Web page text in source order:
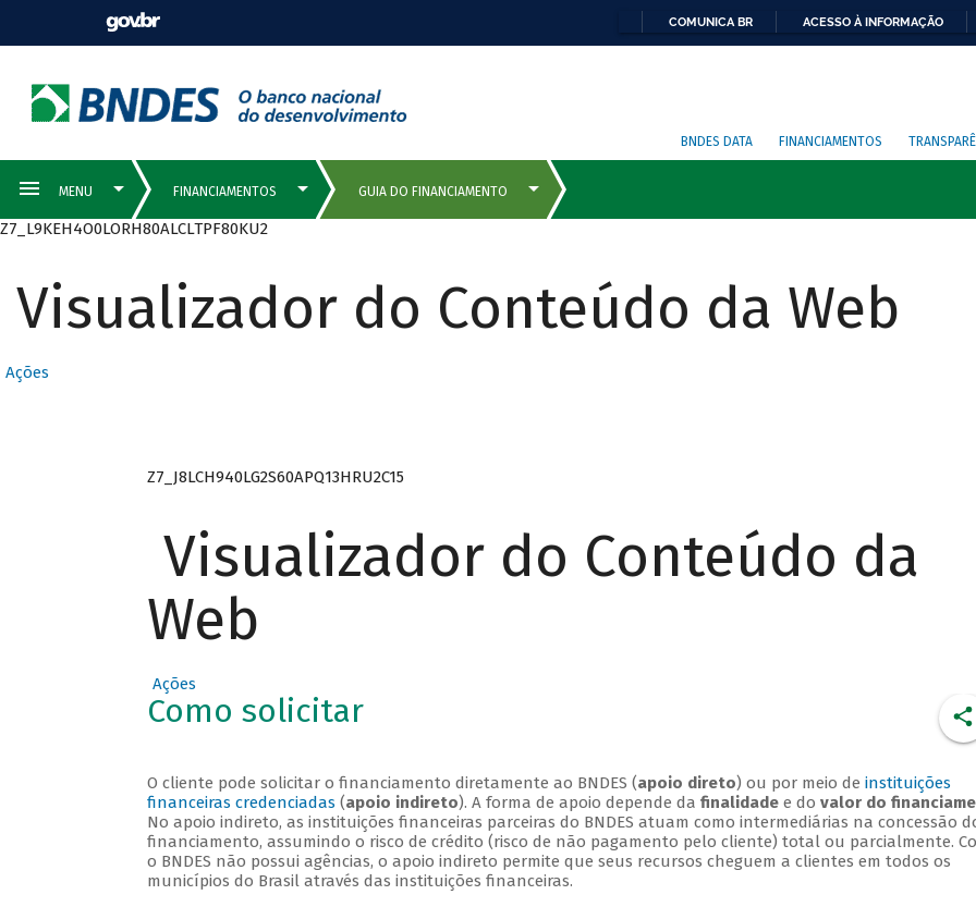
COMUNICA BR ACESSO À INFORMAÇÃO
BNDES DATA FINANCIAMENTOS
Z7_L9KEH4O0LORH80ALCLTPF80KU2
Visualizador do Conteúdo da Web
Ações
Z7_J8LCH940LG2S60APQ13HRU2C15
Visualizador do Conteúdo da
Web
Ações
Como solicitar
O cliente pode solicitar o financiamento diretamente ao BNDES (apoio direto) ou por meio de instituições
financeiras credenciadas (apoio indireto). A forma de apoio depende da finalidadee do valor do
No apoio indireto, as instituições financeiras parceiras do BNDES atuam como intermediárias na concessão
financiamento, assumindo o risco de crédito (risco de não pagamento pelo cliente) total ou parcialmente.
o BNDES não possui agências, o apoio indireto permite que seus recursos cheguem a clientes em todos os
municípios do Brasil através das instituições financeiras.